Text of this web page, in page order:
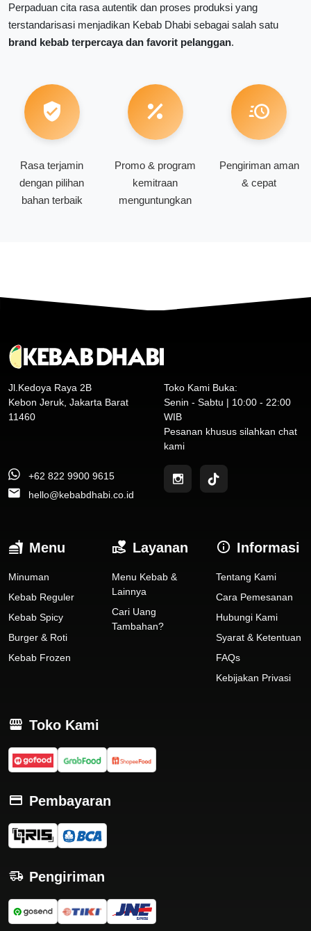
Perpaduan cita rasa autentik dan proses produksi yang
terstandarisasi menjadikan Kebab Dhabi sebagai salah satu
brand kebab terpercaya dan favorit pelanggan.
Rasa terjamin
dengan pilihan
bahan terbaik
Promo & program
kemitraan
menguntungkan
Pengiriman aman
& cepat
Jl.Kedoya Raya 2B
Kebon Jeruk, Jakarta Barat
11460
Toko Kami Buka:
Senin - Sabtu | 10:00 - 22:00
WIB
Pesanan khusus silahkan chat
kami
+62 822 9900 9615
hello@kebabdhabi.co.id
Menu
Minuman
Kebab Reguler
Kebab Spicy
Burger & Roti
Kebab Frozen
Layanan
Menu Kebab &
Lainnya
Cari Uang
Tambahan?
Informasi
Tentang Kami
Cara Pemesanan
Hubungi Kami
Syarat & Ketentuan
FAQs
Kebijakan Privasi
Toko Kami
Pembayaran
Pengiriman